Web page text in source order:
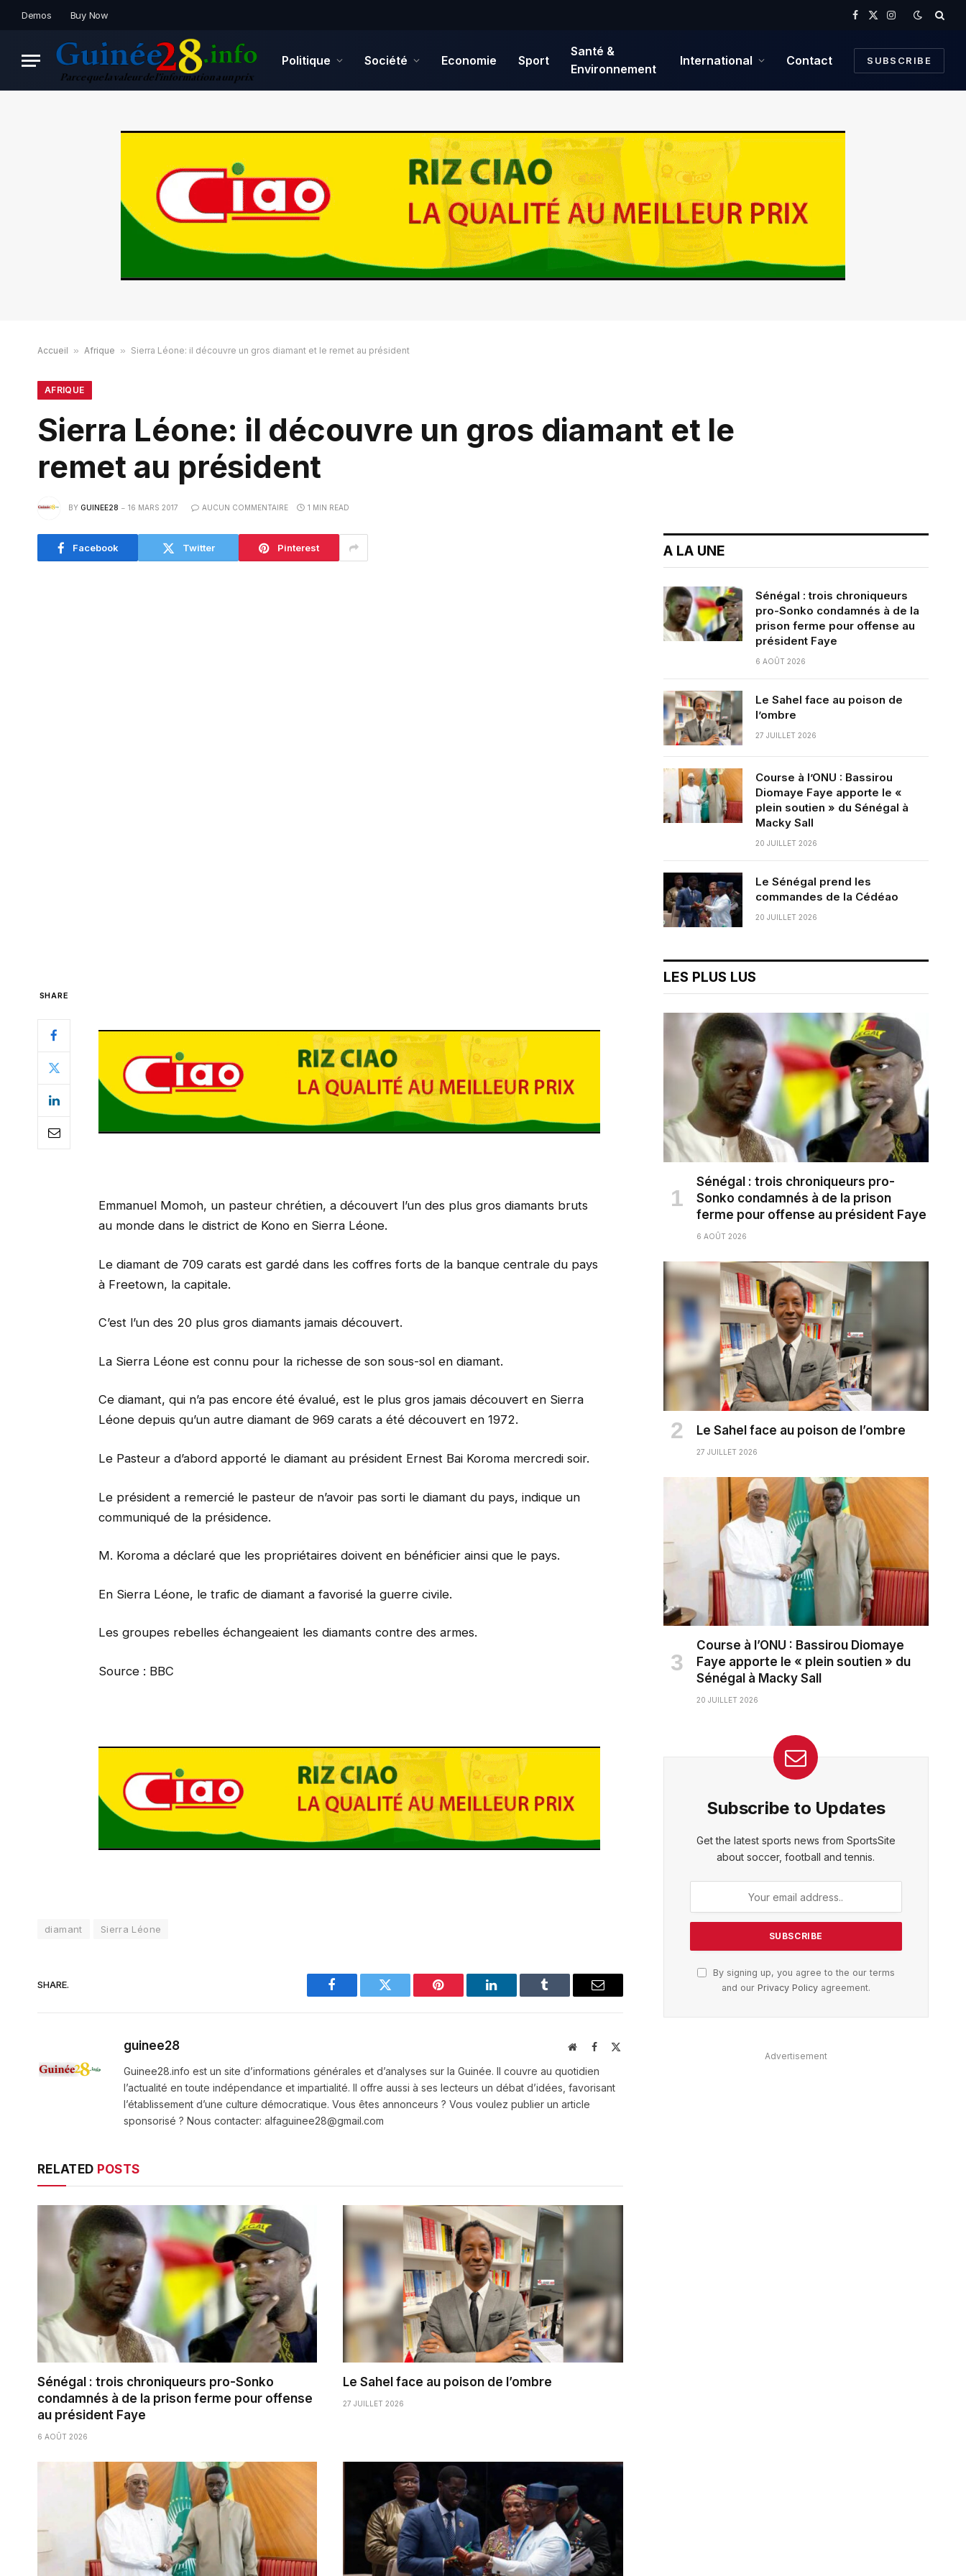
Demos Buy Now
Facebook
X
Instagram
Politique Société Economie Sport
Santé &
Environnement
International Contact SUBSCRIBE
Accueil » Afrique » Sierra Léone: il découvre un gros diamant et le remet au président
AFRIQUE
Sierra Léone: il découvre un gros diamant et le
remet au président
BY GUINEE28 16 MARS 2017 AUCUN COMMENTAIRE 1 MIN READ
Facebook Twitter Pinterest
SHARE
Emmanuel Momoh, un pasteur chrétien, a découvert l’un des plus gros diamants bruts
au monde dans le district de Kono en Sierra Léone.
Le diamant de 709 carats est gardé dans les coffres forts de la banque centrale du pays
à Freetown, la capitale.
C’est l’un des 20 plus gros diamants jamais découvert.
La Sierra Léone est connu pour la richesse de son sous-sol en diamant.
Ce diamant, qui n’a pas encore été évalué, est le plus gros jamais découvert en Sierra
Léone depuis qu’un autre diamant de 969 carats a été découvert en 1972.
Le Pasteur a d’abord apporté le diamant au président Ernest Bai Koroma mercredi soir.
Le président a remercié le pasteur de n’avoir pas sorti le diamant du pays, indique un
communiqué de la présidence.
M. Koroma a déclaré que les propriétaires doivent en bénéficier ainsi que le pays.
En Sierra Léone, le trafic de diamant a favorisé la guerre civile.
Les groupes rebelles échangeaient les diamants contre des armes.
Source : BBC
diamant Sierra Léone
SHARE.
Facebook Twitter Pinterest LinkedIn Tumblr Email
guinee28 WebsiteFacebook
X
Guinee28.info est un site d’informations générales et d’analyses sur la Guinée. Il couvre au quotidien
l’actualité en toute indépendance et impartialité. Il offre aussi à ses lecteurs un débat d’idées, favorisant
l’établissement d’une culture démocratique. Vous êtes annonceurs ? Vous voulez publier un article
sponsorisé ? Nous contacter: alfaguinee28@gmail.com
RELATED POSTS
Sénégal : trois chroniqueurs pro-Sonko
condamnés à de la prison ferme pour offense
au président Faye
6 AOÛT 2026
Le Sahel face au poison de l’ombre
27 JUILLET 2026
A LA UNE
Sénégal : trois chroniqueurs
pro-Sonko condamnés à de la
prison ferme pour offense au
président Faye
6 AOÛT 2026
Le Sahel face au poison de
l’ombre
27 JUILLET 2026
Course à l’ONU : Bassirou
Diomaye Faye apporte le «
plein soutien » du Sénégal à
Macky Sall
20 JUILLET 2026
Le Sénégal prend les
commandes de la Cédéao
20 JUILLET 2026
LES PLUS LUS
Sénégal : trois chroniqueurs pro-
Sonko condamnés à de la prison
ferme pour offense au président Faye
6 AOÛT 2026
Le Sahel face au poison de l’ombre
27 JUILLET 2026
Course à l’ONU : Bassirou Diomaye
Faye apporte le « plein soutien » du
Sénégal à Macky Sall
20 JUILLET 2026
Subscribe to Updates
Get the latest sports news from SportsSite
about soccer, football and tennis.
By signing up, you agree to the our terms
and our Privacy Policyagreement.
Advertisement